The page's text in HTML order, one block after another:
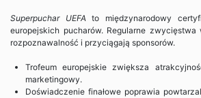
Superpuchar UEFAto międzynarodowy
europejskich pucharów. Regularne
rozpoznawalność i przyciągają sponsorów.
Trofeum europejskie zwiększa
marketingowy.
Doświadczenie finałowe poprawia